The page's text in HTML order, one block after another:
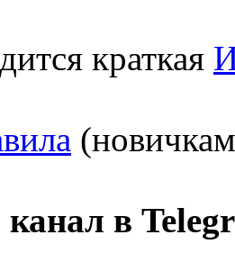
краткая
в